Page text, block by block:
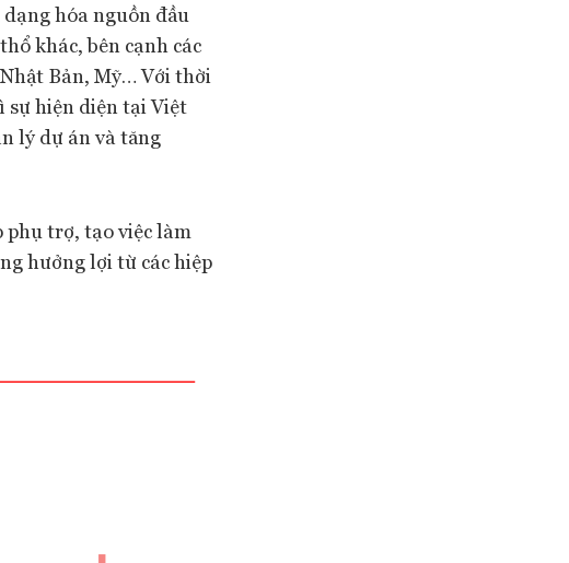
hóa nguồn đầu
khác, bên cạnh các
Bản, Mỹ… Với thời
sự hiện diện tại Việt
lý dự án và tăng
phụ trợ, tạo việc làm
hưởng lợi từ các hiệp